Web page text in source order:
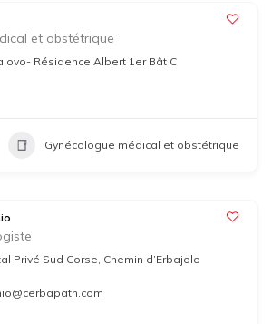
et obstétrique
Résidence Albert 1er Bât C
Gynécologue médical et obstétrique
Privé Sud Corse, Chemin d’Erbajolo